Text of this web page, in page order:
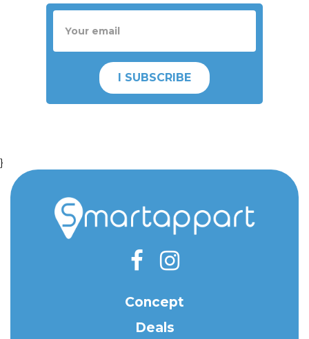
I SUBSCRIBE
}
Concept
Deals